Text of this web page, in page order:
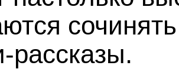
рассказы.